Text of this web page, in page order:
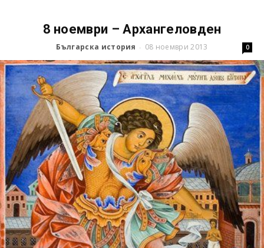
8 ноември – Архангеловден
Българска история - 08 ноември 2013 0